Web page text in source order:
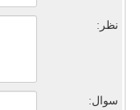
نظر:
سوال: